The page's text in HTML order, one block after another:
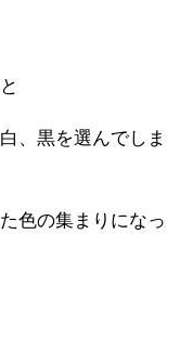
、黒を選んでしま
色の集まりになっ